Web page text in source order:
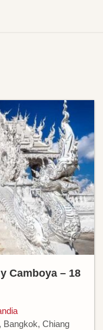
Camboya – 18
Bangkok, Chiang